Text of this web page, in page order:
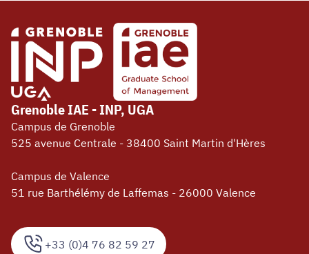
+33 (0)4 76 82 59 27
Grenoble IAE - INP, UGA
Campus de Grenoble
525 avenue Centrale - 38400 Saint Martin d'Hères
Campus de Valence
51 rue Barthélémy de Laffemas - 26000 Valence